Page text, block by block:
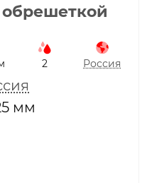
обрешеткой
2 Россия
мм